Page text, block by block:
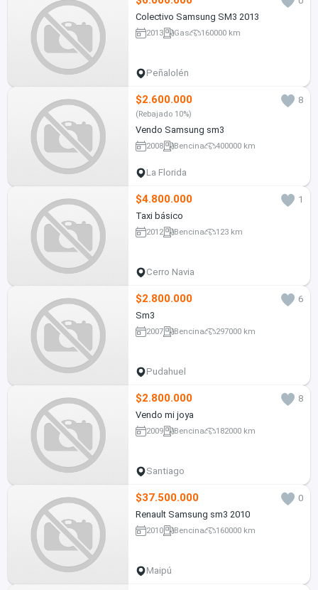
Colectivo Samsung SM3 2013
2013 Gas 160000 km
Peñalolén
$2.600.000 8
(Rebajado 10%)
Vendo Samsung sm3
2008 Bencina 400000 km
La Florida
$4.800.000
1
Taxi básico
2012 Bencina 123 km
Cerro Navia
$2.800.000
6
Sm3
2007 Bencina 297000 km
Pudahuel
$2.800.000
8
Vendo mi joya
2009 Bencina 182000 km
Santiago
$37.500.000
0
Renault Samsung sm3 2010
2010 Bencina 160000 km
Maipú